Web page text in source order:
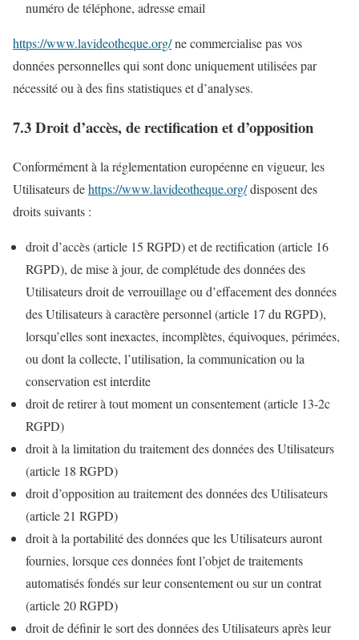
numéro de téléphone, adresse email
https://www.lavideotheque.org/ne commercialise pas vos
données personnelles qui sont donc uniquement utilisées par
nécessité ou à des fins statistiques et d’analyses.
7.3 Droit d’accès, de rectification et d’opposition
Conformément à la réglementation européenne en vigueur, les
Utilisateurs dehttps://www.lavideotheque.org/disposent des
droits suivants :
droit d’accès (article 15 RGPD) et de rectification (article 16
RGPD), de mise à jour, de complétude des données des
Utilisateurs droit de verrouillage ou d’effacement des données
des Utilisateurs à caractère personnel (article 17 du RGPD),
lorsqu’elles sont inexactes, incomplètes, équivoques, périmées,
ou dont la collecte, l’utilisation, la communication ou la
conservation est interdite
droit de retirer à tout moment un consentement (article 13-2c
RGPD)
droit à la limitation du traitement des données des Utilisateurs
(article 18 RGPD)
droit d’opposition au traitement des données des Utilisateurs
(article 21 RGPD)
droit à la portabilité des données que les Utilisateurs auront
fournies, lorsque ces données font l’objet de traitements
automatisés fondés sur leur consentement ou sur un contrat
(article 20 RGPD)
droit de définir le sort des données des Utilisateurs après leur